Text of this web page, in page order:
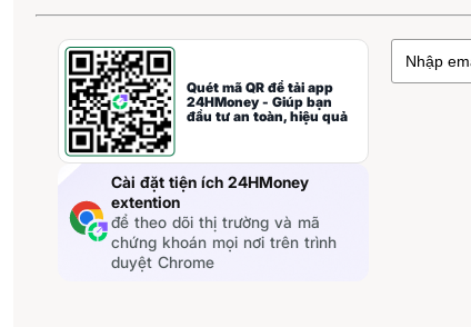
Quét mã QR để tải app
24HMoney - Giúp bạn
đầu tư an toàn, hiệu quả
Cài đặt tiện ích 24HMoney
extention
để theo dõi thị trường và mã
chứng khoán mọi nơi trên trình
duyệt Chrome